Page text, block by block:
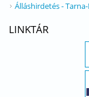
Álláshirdetés -
LINKTÁR